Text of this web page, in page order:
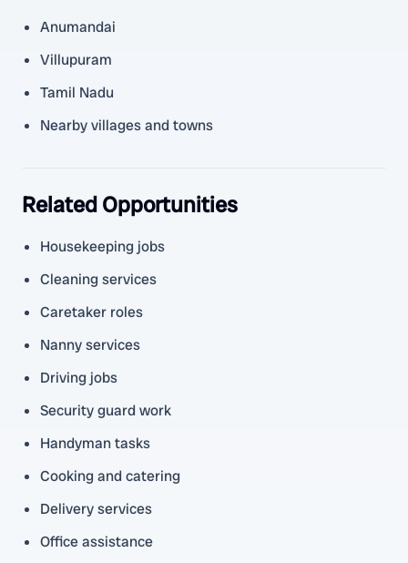
Anumandai
Villupuram
Tamil Nadu
Nearby villages and towns
Related Opportunities
Housekeeping jobs
Cleaning services
Caretaker roles
Nanny services
Driving jobs
Security guard work
Handyman tasks
Cooking and catering
Delivery services
Office assistance